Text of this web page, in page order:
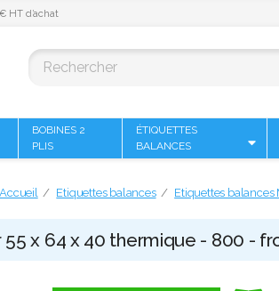
HT d’achat
BOBINES 2
PLIS
ÉTIQUETTES
BALANCES
Accueil Etiquettes balances Etiquettes balances
x 64 x 40 thermique - 800 -